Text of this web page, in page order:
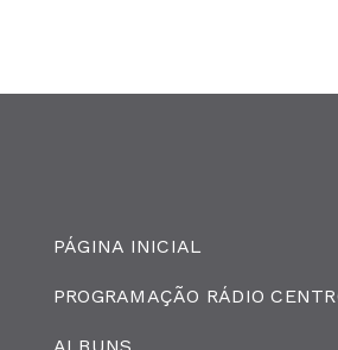
PÁGINA INICIAL
PROGRAMAÇÃO RÁDIO